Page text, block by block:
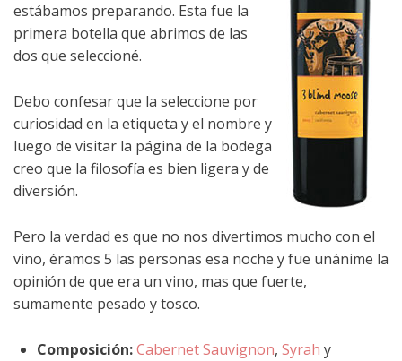
estábamos preparando. Esta fue la
primera botella que abrimos de las
dos que seleccioné.
Debo confesar que la seleccione por
curiosidad en la etiqueta y el nombre y
luego de visitar la página de la bodega
creo que la filosofía es bien ligera y de
diversión.
Pero la verdad es que no nos divertimos mucho con el
vino, éramos 5 las personas esa noche y fue unánime la
opinión de que era un vino, mas que fuerte,
sumamente pesado y tosco.
Composición:Cabernet Sauvignon, Syrah y